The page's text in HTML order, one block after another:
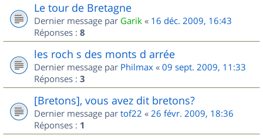
Le tour de Bretagne
Dernier message par Garik « 16 déc. 2009, 16:43
Réponses : 8
les roch s des monts d arrée
Dernier message par Philmax « 09 sept. 2009, 11:33
Réponses : 3
[Bretons], vous avez dit bretons?
Dernier message par tof22 « 26 févr. 2009, 18:36
Réponses : 1